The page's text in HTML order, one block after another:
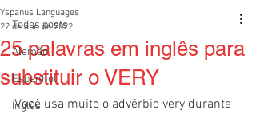
Todos posts
Alemão
Espanhol
Inglês
25 palavras em inglês para
substituir o VERY
Yspanus Languages
22 de abr. de 2022
Você usa muito o advérbio very durante